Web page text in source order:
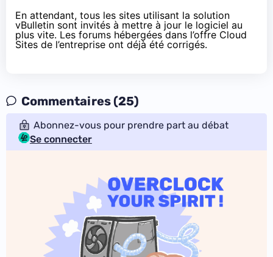
En attendant, tous les sites utilisant la solution
vBulletin sont invités à mettre à jour le logiciel au
plus vite. Les forums hébergées dans l’offre Cloud
Sites de l’entreprise ont déjà été corrigés.
Commentaires (25)
Abonnez-vous pour prendre part au débat
Se connecter